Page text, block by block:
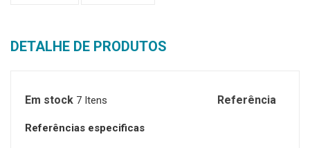
DETALHE DE PRODUTOS
Referência
Em stock 7 Itens
Referências especificas